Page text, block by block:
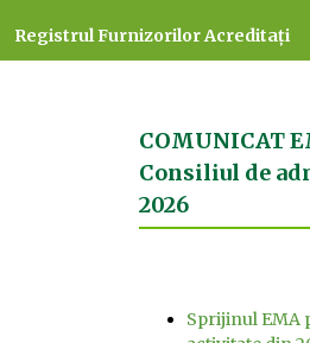
Registrul Furnizorilor Acreditați
COMUNICAT
Consiliul de
2026
Sprijinul EMA